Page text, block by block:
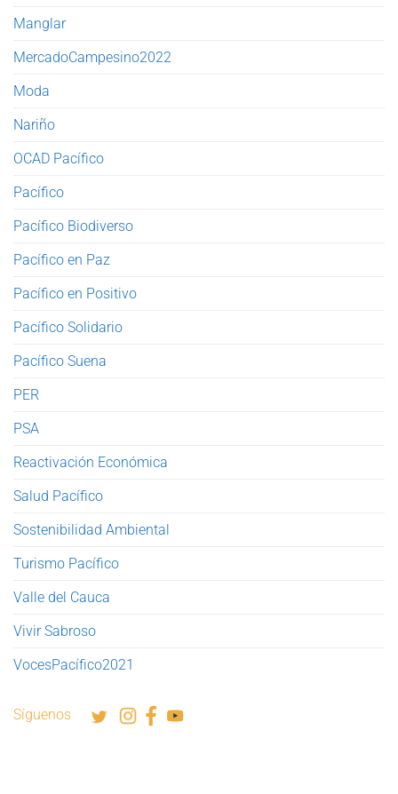
Manglar
MercadoCampesino2022
Moda
Nariño
OCAD Pacífico
Pacífico
Pacífico Biodiverso
Pacífico en Paz
Pacífico en Positivo
Pacífico Solidario
Pacífico Suena
PER
PSA
Reactivación Económica
Salud Pacífico
Sostenibilidad Ambiental
Turismo Pacífico
Valle del Cauca
Vivir Sabroso
VocesPacífico2021
Síguenos